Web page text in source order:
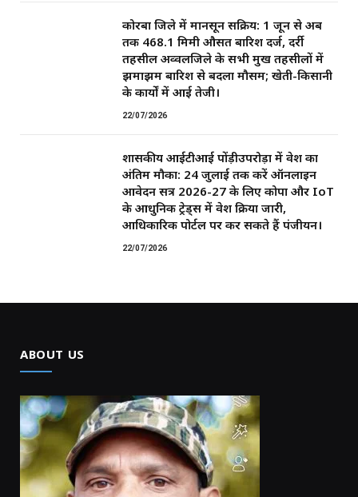
कोरबा जिले में मानसून सक्रिय: 1 जून से अब
तक 468.1 मिमी औसत बारिश दर्ज, दर्री
तहसील अव्वलजिले के सभी प्रमुख तहसीलों में
झमाझम बारिश से बदला मौसम; खेती-किसानी
के कार्यों में आई तेजी।
22/07/2026
शासकीय आईटीआई पोंड़ीउपरोड़ा में प्रवेश का
अंतिम मौका: 24 जुलाई तक करें ऑनलाइन
आवेदन सत्र 2026-27 के लिए कोपा और IoT
के आधुनिक ट्रेड्स में प्रवेश प्रक्रिया जारी,
आधिकारिक पोर्टल पर कर सकते हैं पंजीयन।
22/07/2026
ABOUT US